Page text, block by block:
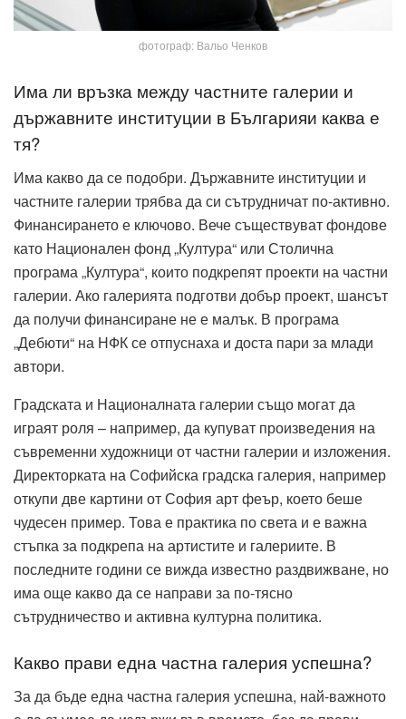
фотограф: Вальо Ченков
Има ли връзка между частните галерии и
държавните институции в Българияи каква е
тя?
Има какво да се подобри. Държавните институции и
частните галерии трябва да си сътрудничат по-активно.
Финансирането е ключово. Вече съществуват фондове
като Национален фонд „Култура“ или Столична
програма „Култура“, които подкрепят проекти на частни
галерии. Ако галерията подготви добър проект, шансът
да получи финансиране не е малък. В програма
„Дебюти“ на НФК се отпуснаха и доста пари за млади
автори.
Градската и Националната галерии също могат да
играят роля – например, да купуват произведения на
съвременни художници от частни галерии и изложения.
Директорката на Софийска градска галерия, например
откупи две картини от София арт феър, което беше
чудесен пример. Това е практика по света и е важна
стъпка за подкрепа на артистите и галериите. В
последните години се вижда известно раздвижване, но
има още какво да се направи за по-тясно
сътрудничество и активна културна политика.
Какво прави една частна галерия успешна?
За да бъде една частна галерия успешна, най-важното